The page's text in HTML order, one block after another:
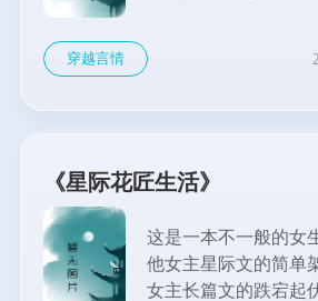
了证明这个，现代女
穿越言情
《星际花匠生活》
这是一本不一般的女
他女主星际文的简单
女主长篇文的跌宕起